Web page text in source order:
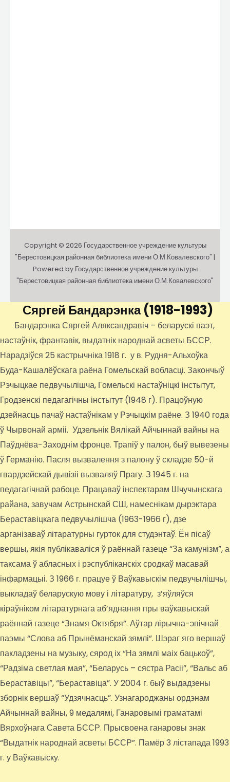
Copyright © 2026 Государственное учреждение культуры
"Берестовицкая районная библиотека имени О.М.Ковалевского" |
Powered by Государственное учреждение культуры
"Берестовицкая районная библиотека имени О.М.Ковалевского"
Сяргей Бандарэнка(1918-1993)
Бандарэнка Сяргей Аляксандравіч – беларускі паэт,
настаўнік, франтавік, выдатнік народнай асветы БССР.
Нарадзіўся 25 кастрычніка 1918 г. у в. Рудня-Альхоўка
Буда-Кашалёўскага раёна Гомельскай вобласці. Закончыў
Рэчыцкае педвучылішча, Гомельскі настаўніцкі інстытут,
Гродзенскі педагагічны інстытут (1948 г). Працоўную
дзейнасць пачаў настаўнікам у Рэчыцкім раёне. З 1940 года
ў Чырвонай арміі. Удзельнік Вялікай Айчыннай вайны на
Паўднёва-Заходнім фронце. Трапіў у палон, быў вывезены
ў Германію. Пасля вызвалення з палону ў складзе 50-й
гвардзейскай дывізіі вызваляў Прагу. З 1945 г. на
педагагічнай рабоце. Працаваў інспектарам Шчучынскага
райана, завучам Астрынскай СШ, намеснікам дырэктара
Бераставіцкага педвучылішча (1963-1966 г), дзе
арганізаваў літаратурны гурток для студэнтаў. Ён пісаў
вершы, якія публікаваліся ў раённай газеце “За камунізм”, а
таксама ў абласных і рэспубліканскіх сродкаў масавай
інфармацыі. З 1966 г. працуе ў Ваўкавыскім педвучылішчы,
выкладаў беларускую мову і літаратуру, з’яўляўся
кіраўніком літаратурнага аб’яднання пры ваўкавыскай
раённай газеце “Знамя Октября”. Аўтар лірычна-эпічнай
паэмы “Слова аб Прынёманскай зямлі”. Шэраг яго вершаў
пакладзены на музыку, сярод іх “На зямлі маіх бацькоў”,
“Радзіма светлая мая”, “Беларусь – сястра Расіі”, “Вальс аб
Бераставіцы”, “Бераставіца”. У 2004 г. быў выдадзены
зборнік вершаў “Удзячнасць”. Узнагароджаны ордэнам
Айчыннай вайны, 9 медалямі, Ганаровымі граматамі
Вярхоўнага Савета БССР. Прысвоена ганаровы знак
“Выдатнік народнай асветы БССР”. Памёр 3 лістапада 1993
г. у Ваўкавыску.